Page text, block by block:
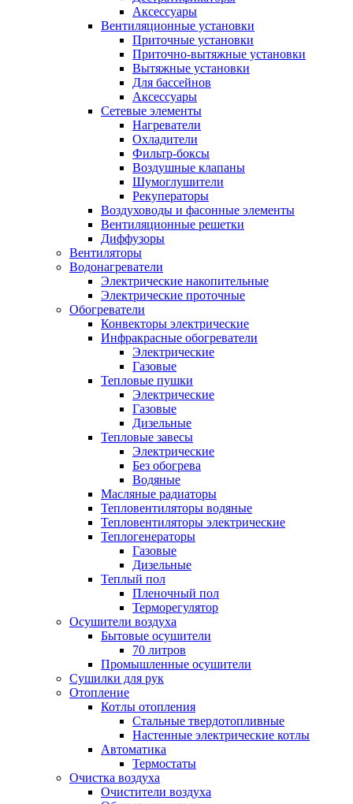
Аксессуары
Вентиляционные установки
Приточные установки
Приточно-вытяжные установки
Вытяжные установки
Для бассейнов
Аксессуары
Сетевые элементы
Нагреватели
Охладители
Фильтр-боксы
Воздушные клапаны
Шумоглушители
Рекуператоры
Воздуховоды и фасонные элементы
Вентиляционные решетки
Диффузоры
Вентиляторы
Водонагреватели
Электрические накопительные
Электрические проточные
Обогреватели
Конвекторы электрические
Инфракрасные обогреватели
Электрические
Газовые
Тепловые пушки
Электрические
Газовые
Дизельные
Тепловые завесы
Электрические
Без обогрева
Водяные
Масляные радиаторы
Тепловентиляторы водяные
Тепловентиляторы электрические
Теплогенераторы
Газовые
Дизельные
Теплый пол
Пленочный пол
Терморегулятор
Осушители воздуха
Бытовые осушители
70 литров
Промышленные осушители
Сушилки для рук
Отопление
Котлы отопления
Стальные твердотопливные
Настенные электрические котлы
Автоматика
Термостаты
Очистка воздуха
Очистители воздуха